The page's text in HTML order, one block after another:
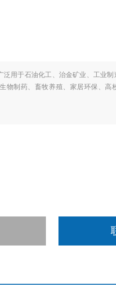
泛用于石油化工、治金矿业、工业制
物制药、畜牧养殖、家居环保、高